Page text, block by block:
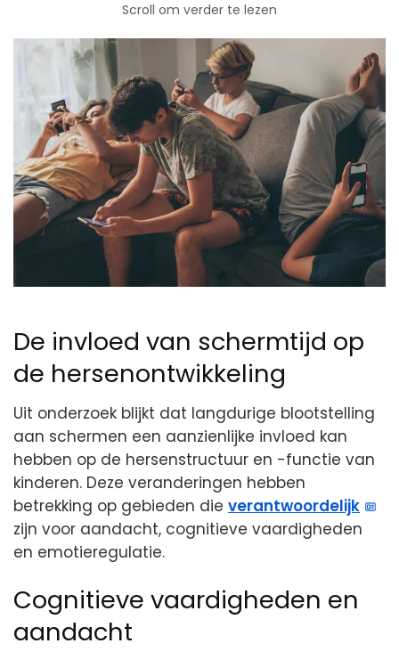
Scroll om verder te lezen
De invloed van schermtijd op
de hersenontwikkeling
Uit onderzoek blijkt dat langdurige blootstelling
aan schermen een aanzienlijke invloed kan
hebben op de hersenstructuur en -functie van
kinderen. Deze veranderingen hebben
betrekking op gebieden die verantwoordelijk
zijn voor aandacht, cognitieve vaardigheden
en emotieregulatie.
Cognitieve vaardigheden en
aandacht